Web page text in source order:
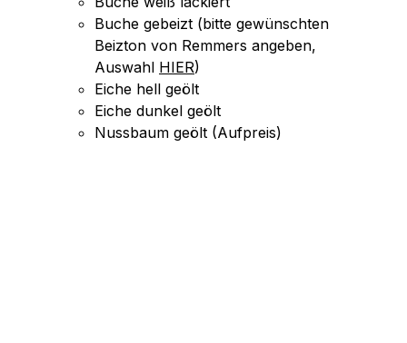
Buche gebeizt (bitte gewünschten
Beizton von Remmers angeben,
Auswahl HIER)
Eiche hell geölt
Eiche dunkel geölt
Nussbaum geölt (Aufpreis)